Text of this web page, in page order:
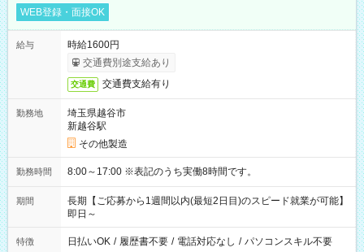
WEB登録・面接OK
給与
時給1600円
交通費別途支給あり
交通費 交通費支給有り
勤務地
埼玉県越谷市
新越谷駅
その他製造
勤務時間 8:00～17:00 ※表記のうち実働8時間です。
期間
長期【ご応募から1週間以内(最短2日目)のスピード就業が可能】
即日～
特徴 日払いOK / 履歴書不要 / 電話対応なし / パソコンスキル不要